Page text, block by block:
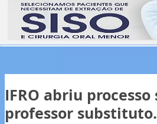
IFRO abriu
professor substituto.